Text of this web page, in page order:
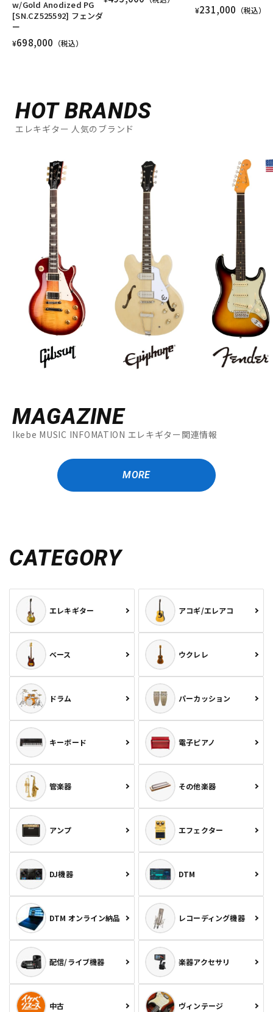
w/Gold Anodized PG
[SN.CZ525592] フェンダ
ー
¥698,000 （税込）
¥231,000 （税込）
HOT BRANDS
エレキギター 人気のブランド
MAGAZINE
Ikebe MUSIC INFOMATION エレキギター関連情報
MORE
CATEGORY
エレキギター アコギ/エレアコ
ベース ウクレレ
ドラム パーカッション
キーボード 電子ピアノ
管楽器 その他楽器
アンプ エフェクター
DJ機器 DTM
DTM オンライン納品 レコーディング機器
配信/ライブ機器 楽器アクセサリ
中古 ヴィンテージ